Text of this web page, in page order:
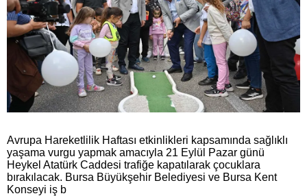
Avrupa Hareketlilik Haftası etkinlikleri kapsamında sağlıklı
yaşama vurgu yapmak amacıyla 21 Eylül Pazar günü
Heykel Atatürk Caddesi trafiğe kapatılarak çocuklara
bırakılacak. Bursa Büyükşehir Belediyesi ve Bursa Kent
Konseyi iş b